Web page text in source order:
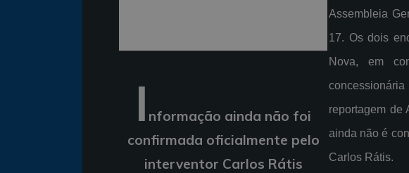
I nformação ainda não foi
confirmada oficialmente pelo
interventor Carlos Rátis
Assembleia
17. Os dois
Nova, em
reportagem de
ainda não é
Carlos Rátis.